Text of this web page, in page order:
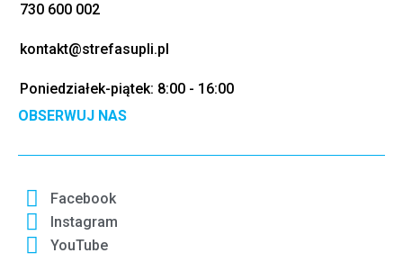
730 600 002
kontakt@strefasupli.pl
Poniedziałek-piątek: 8:00 - 16:00
OBSERWUJ NAS
Facebook
Instagram
YouTube